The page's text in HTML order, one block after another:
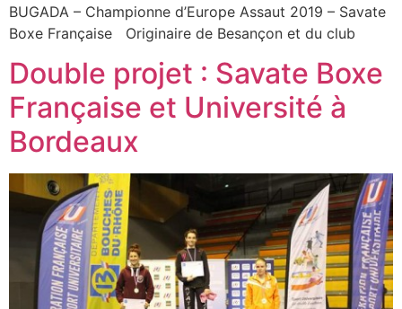
BUGADA – Championne d’Europe Assaut 2019 – Savate
Boxe Française Originaire de Besançon et du club
Double projet : Savate Boxe
Française et Université à
Bordeaux